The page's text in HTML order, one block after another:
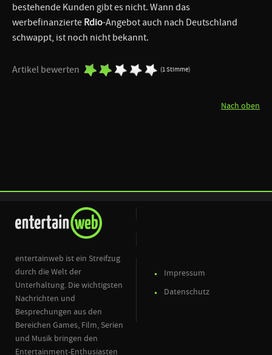
bestehende Kunden gibt es nicht. Wann das
werbefinanzierte Rdio-Angebot auch nach Deutschland
schwappt, ist noch nicht bekannt.
Artikel bewerten (1 Stimme)
Nach oben
entertainweb ist ein Streifzug
durch die Welt der
Unterhaltung. Die wichtigsten
Nachrichten und
Besprechungen aus den
Bereichen Games, Film, Serien
und Musik bringen den
Entertainment-Enthusiasten
Impressum
Datenschutz